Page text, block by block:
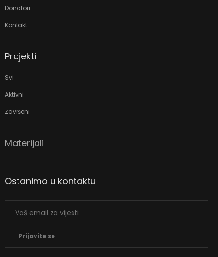
Donatori
Kontakt
Projekti
Svi
Aktivni
Završeni
Materijali
Ostanimo u kontaktu
Prijavite se